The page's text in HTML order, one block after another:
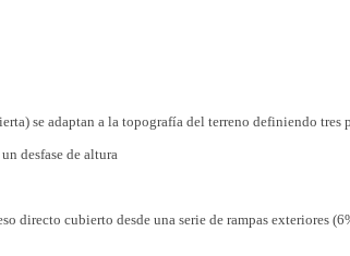
se adaptan a la topografía del terreno definiendo tres
desfase de altura
directo cubierto desde una serie de rampas exteriores